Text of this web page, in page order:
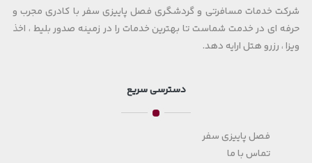
شرکت خدمات مسافرتی و گردشگری فصل پاییزی سفر با کادری مجرب و
حرفه ای در خدمت شماست تا بهترین خدمات را در زمینه صدور بلیط ، اخذ
ویزا ، رزرو هتل ارایه دهد.
دسترسی سریع
فصل پاییزی سفر
تماس با ما